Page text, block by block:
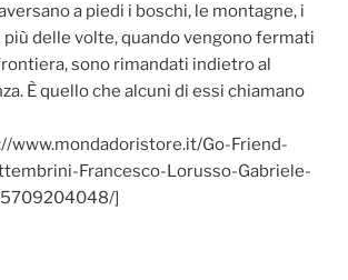
a piedi i boschi, le montagne, i
più delle volte, quando vengono fermati
sono rimandati indietro al
È quello che alcuni di essi chiamano